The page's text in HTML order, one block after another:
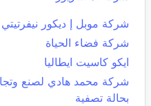
شركة موبل إ ديكور نيفرتيتي
شركة فضاء الحياة
ايكو كاسيت ايطاليا
شركة محمد هادي لصنع
بحالة تصفية